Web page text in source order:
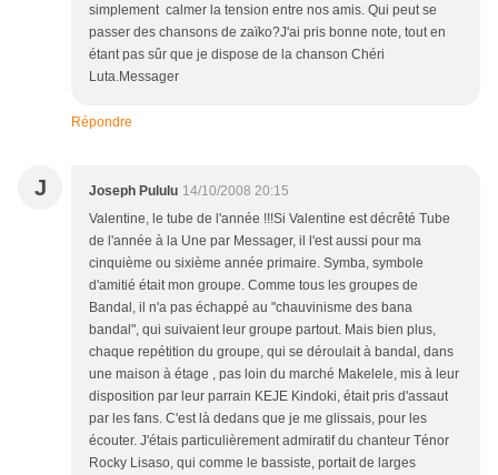
simplement calmer la tension entre nos amis. Qui peut se
passer des chansons de zaïko?J'ai pris bonne note, tout en
étant pas sûr que je dispose de la chanson Chéri
Luta.Messager
Répondre
J Joseph Pululu 14/10/2008 20:15
Valentine, le tube de l'année !!!Si Valentine est décrêté Tube
de l'année à la Une par Messager, il l'est aussi pour ma
cinquième ou sixième année primaire. Symba, symbole
d'amitié était mon groupe. Comme tous les groupes de
Bandal, il n'a pas échappé au "chauvinisme des bana
bandal", qui suivaient leur groupe partout. Mais bien plus,
chaque repétition du groupe, qui se déroulait à bandal, dans
une maison à étage , pas loin du marché Makelele, mis à leur
disposition par leur parrain KEJE Kindoki, était pris d'assaut
par les fans. C'est là dedans que je me glissais, pour les
écouter. J'étais particulièrement admiratif du chanteur Ténor
Rocky Lisaso, qui comme le bassiste, portait de larges